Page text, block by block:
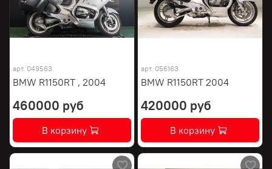
арт. 049563
BMW R1150RT , 2004
460000 руб
В корзину
арт. 056163
BMW R1150RT 2004
420000 руб
В корзину